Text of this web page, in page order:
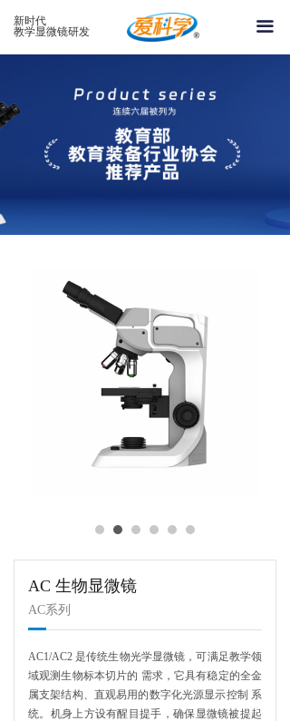
新时代
教学显微镜研发
끀
首页
产品系列
案例中心
AC 生物显微镜
AC系列
AC1/AC2 是传统生物光学显微镜，可满足教学领
域观测生物标本切片的 需求，它具有稳定的全金
属支架结构、直观易用的数字化光源显示控制 系
统。机身上方设有醒目提手，确保显微镜被提起